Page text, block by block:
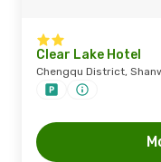
Clear Lake Hotel
Chengqu District,